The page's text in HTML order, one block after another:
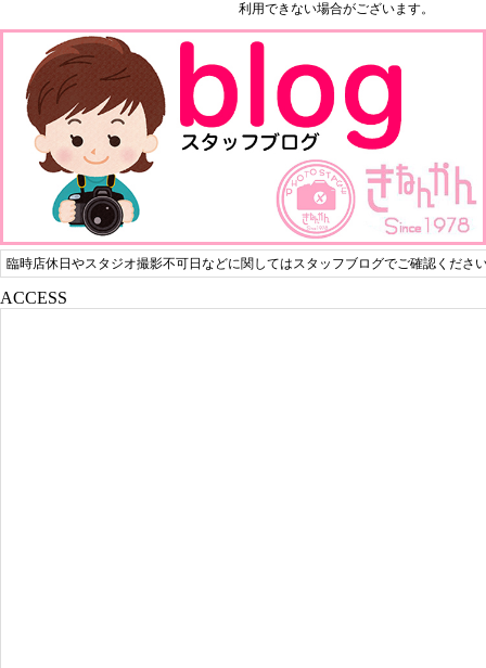
利用できない場合がございます。
臨時店休日やスタジオ撮影不可日などに関してはスタッフブログでご確認くださ
ACCESS